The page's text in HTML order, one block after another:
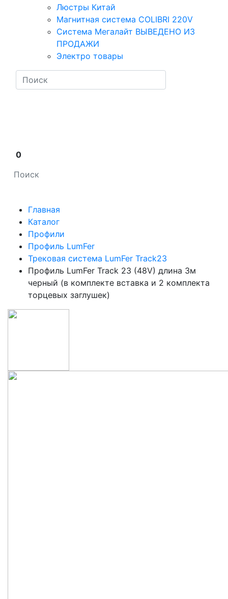
Люстры Китай
Магнитная система COLIBRI 220V
Система Мегалайт ВЫВЕДЕНО ИЗ
ПРОДАЖИ
Электро товары
0
Главная
Каталог
Профили
Профиль LumFer
Трековая система LumFer Track23
Профиль LumFer Track 23 (48V) длина 3м
черный (в комплекте вставка и 2 комплекта
торцевых заглушек)